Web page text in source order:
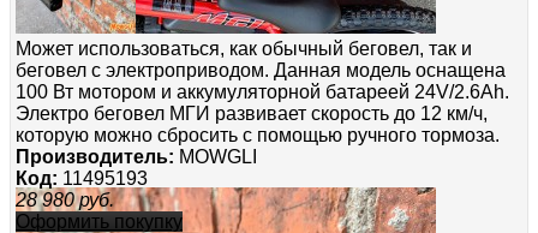
Может использоваться, как обычный беговел, так и
беговел с электроприводом. Данная модель оснащена
100 Вт мотором и аккумуляторной батареей 24V/2.6Ah.
Электро беговел МГИ развивает скорость до 12 км/ч,
которую можно сбросить с помощью ручного тормоза.
Производитель: MOWGLI
Код: 11495193
28 980 руб.
Оформить покупку